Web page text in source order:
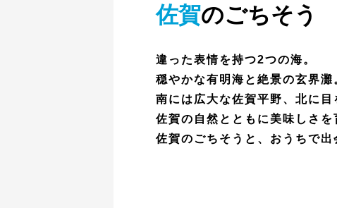
佐賀のごちそう
違った表情を持つ2つの海。
穏やかな有明海と絶景の玄界灘
南には広大な佐賀平野、北に目
佐賀の自然とともに美味しさを
佐賀のごちそうと、おうちで出